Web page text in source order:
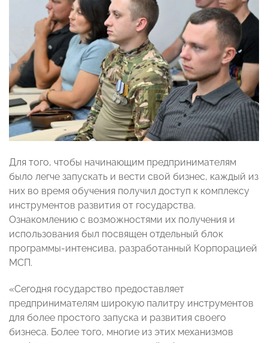
Для того, чтобы начинающим предпринимателям
было легче запускать и вести свой бизнес, каждый из
них во время обучения получил доступ к комплексу
инструментов развития от государства.
Ознакомлению с возможностями их получения и
использования был посвящен отдельный блок
программы-интенсива, разработанный Корпорацией
МСП.
«Сегодня государство предоставляет
предпринимателям широкую палитру инструментов
для более простого запуска и развития своего
бизнеса. Более того, многие из этих механизмов